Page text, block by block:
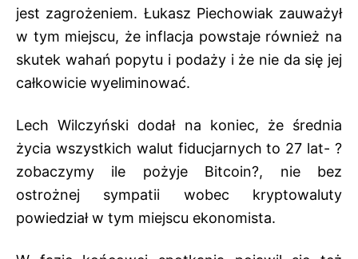
jest zagrożeniem. Łukasz Piechowiak zauważył
w tym miejscu, że inflacja powstaje również na
skutek wahań popytu i podaży i że nie da się jej
całkowicie wyeliminować.
Lech Wilczyński dodał na koniec, że średnia
życia wszystkich walut fiducjarnych to 27 lat- ?
zobaczymy ile pożyje Bitcoin?, nie bez
ostrożnej sympatii wobec kryptowaluty
powiedział w tym miejscu ekonomista.